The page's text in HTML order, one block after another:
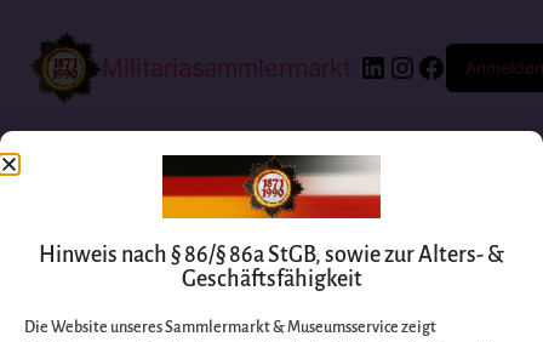
Militariasammlermarkt Anmelden
Hinweis nach § 86/§ 86a StGB, sowie zur Alters- &
Geschäftsfähigkeit
Die Website unseres Sammlermarkt & Museumsservice zeigt